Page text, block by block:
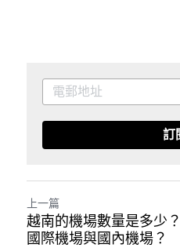
訂
上一篇
越南的機場數量是多少
國際機場與國內機場？